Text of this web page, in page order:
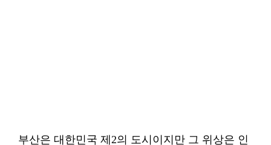
부산은 대한민국 제2의 도시이지만 그 위상은 인